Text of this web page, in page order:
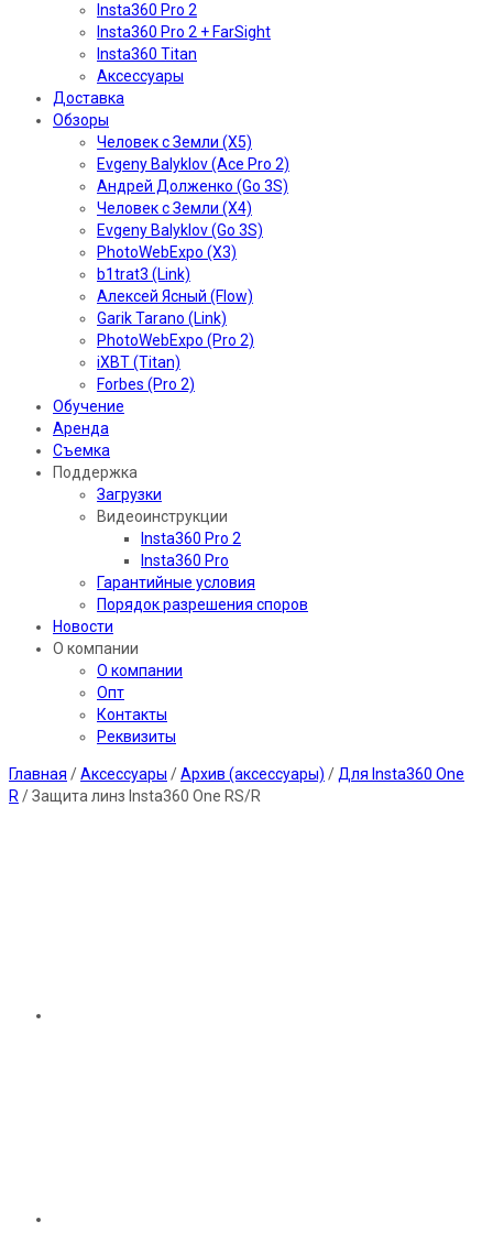
Insta360 Pro 2
Insta360 Pro 2 + FarSight
Insta360 Titan
Аксессуары
Доставка
Обзоры
Человек с Земли (X5)
Evgeny Balyklov (Ace Pro 2)
Андрей Долженко (Go 3S)
Человек с Земли (X4)
Evgeny Balyklov (Go 3S)
PhotoWebExpo (X3)
b1trat3 (Link)
Алексей Ясный (Flow)
Garik Tarano (Link)
PhotoWebExpo (Pro 2)
iXBT (Titan)
Forbes (Pro 2)
Обучение
Аренда
Съемка
Поддержка
Загрузки
Видеоинструкции
Insta360 Pro 2
Insta360 Pro
Гарантийные условия
Порядок разрешения споров
Новости
О компании
О компании
Опт
Контакты
Реквизиты
Главная /Аксессуары /Архив (аксессуары) / Для Insta360 One
R / Защита линз Insta360 One RS/R